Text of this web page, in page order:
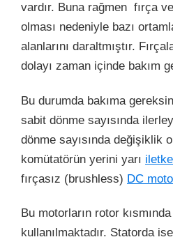
vardır. Buna rağmen fırça
olması nedeniyle bazı
alanlarını daraltmıştır.
dolayı zaman içinde bakım
Bu durumda bakıma
sabit dönme sayısında
dönme sayısında değişiklik
komütatörün yerini yarı
fırçasız (brushless) DC
Bu motorların rotor
kullanılmaktadır. Statorda ise